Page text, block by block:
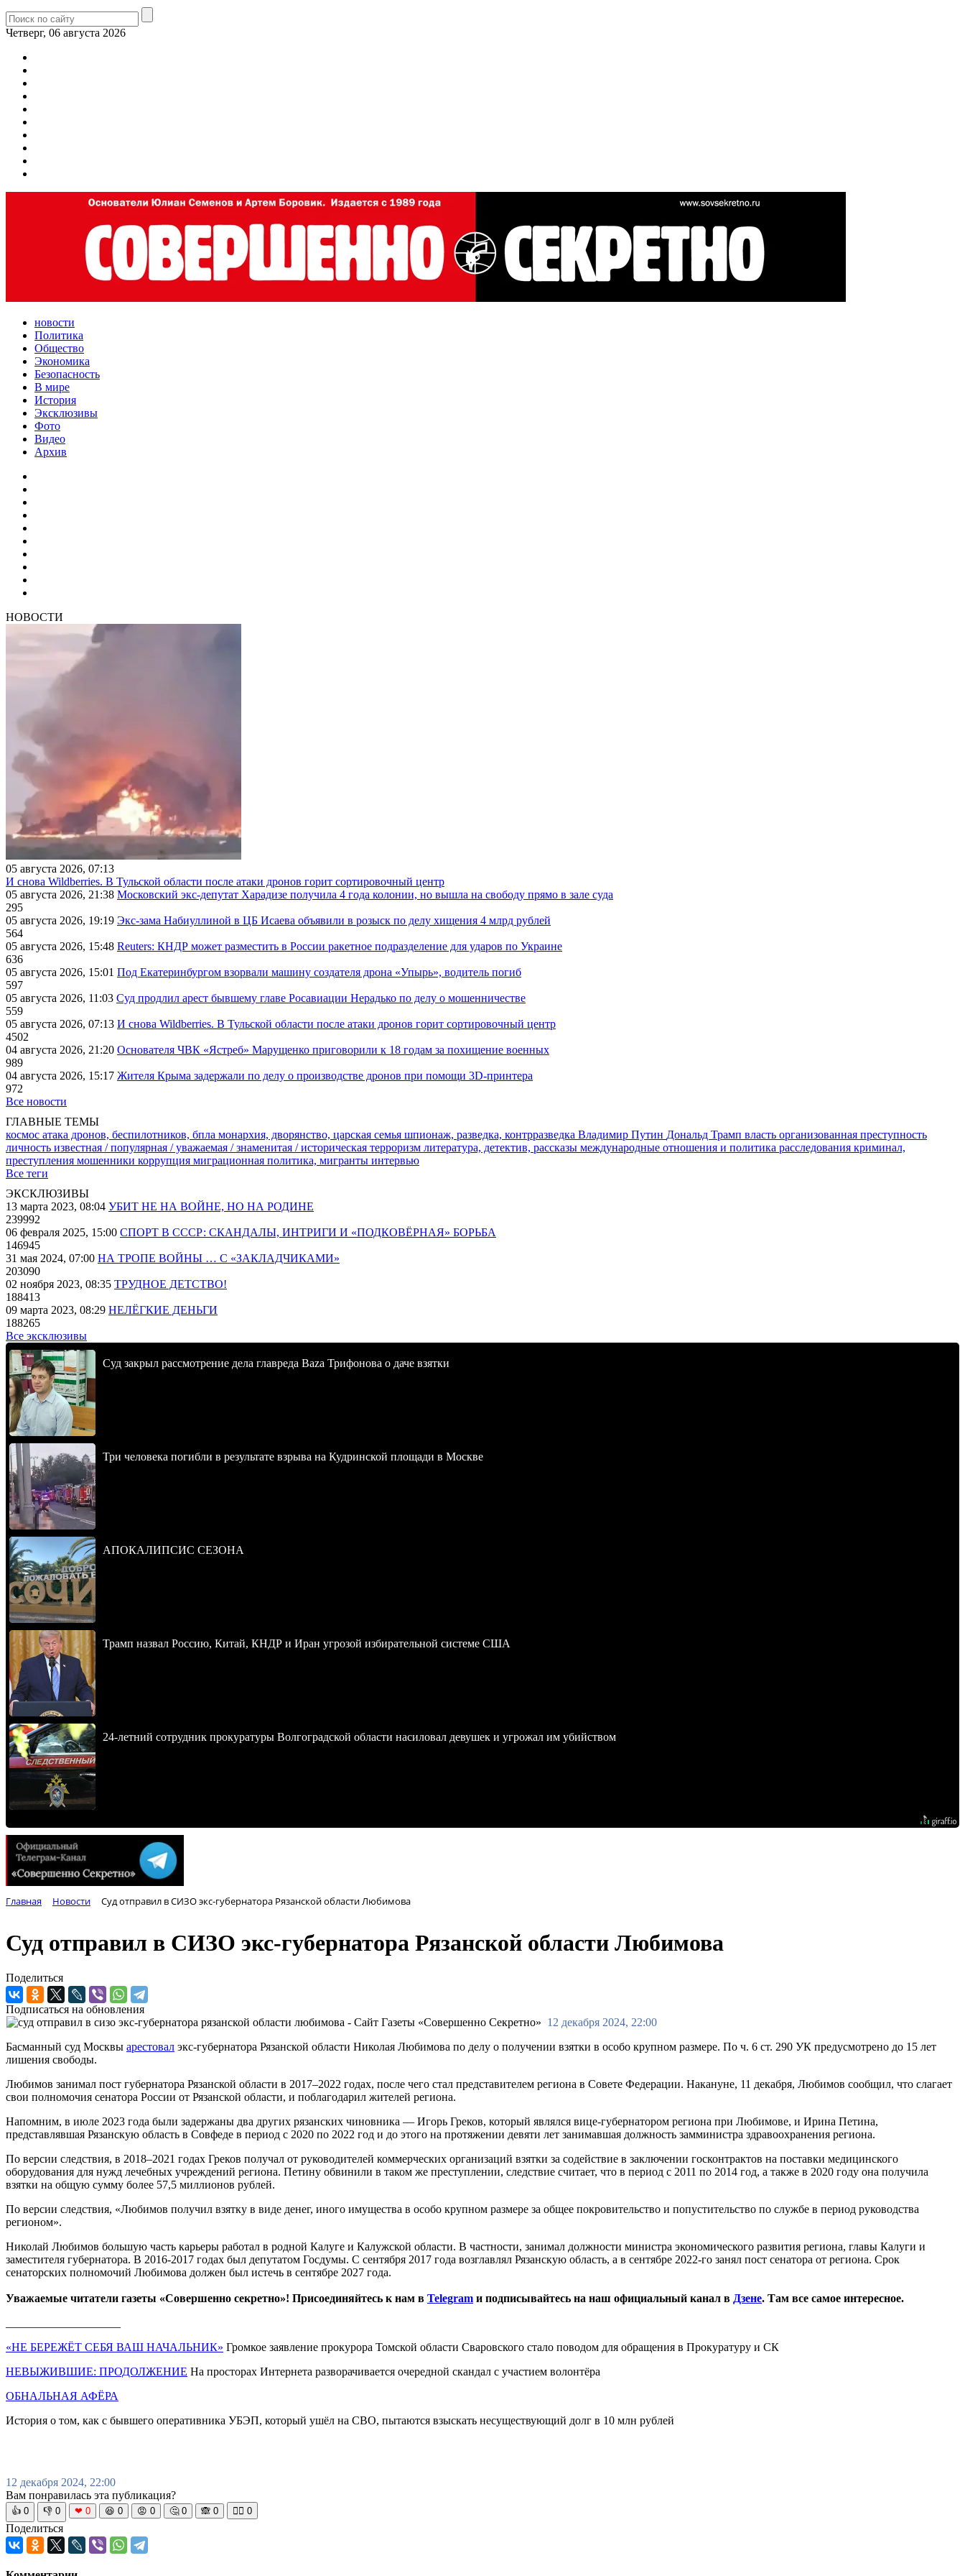
Четверг, 06 августа 2026
новости
Политика
Общество
Экономика
Безопасность
В мире
История
Эксклюзивы
Фото
Видео
Архив
НОВОСТИ
05 августа 2026, 07:13
И снова Wildberries. В Тульской области после атаки дронов горит сортировочный центр
05 августа 2026, 21:38 Московский экс-депутат Харадизе получила 4 года колонии, но вышла на свободу прямо в зале суда
295
05 августа 2026, 19:19 Экс-зама Набиуллиной в ЦБ Исаева объявили в розыск по делу хищения 4 млрд рублей
564
05 августа 2026, 15:48 Reuters: КНДР может разместить в России ракетное подразделение для ударов по Украине
636
05 августа 2026, 15:01 Под Екатеринбургом взорвали машину создателя дрона «Упырь», водитель погиб
597
05 августа 2026, 11:03 Суд продлил арест бывшему главе Росавиации Нерадько по делу о мошенничестве
559
05 августа 2026, 07:13 И снова Wildberries. В Тульской области после атаки дронов горит сортировочный центр
4502
04 августа 2026, 21:20 Основателя ЧВК «Ястреб» Марущенко приговорили к 18 годам за похищение военных
989
04 августа 2026, 15:17 Жителя Крыма задержали по делу о производстве дронов при помощи 3D‑принтера
972
Все новости
ГЛАВНЫЕ ТЕМЫ
космос атака дронов, беспилотников, бпла монархия, дворянство, царская семья шпионаж, разведка, контрразведка Владимир Путин Дональд Трамп власть организованная преступность
личность известная / популярная / уважаемая / знаменитая / историческая терроризм литература, детектив, рассказы международные отношения и политика расследования криминал,
преступления мошенники коррупция миграционная политика, мигранты интервью
Все теги
ЭКСКЛЮЗИВЫ
13 марта 2023, 08:04 УБИТ НЕ НА ВОЙНЕ, НО НА РОДИНЕ
239992
06 февраля 2025, 15:00 СПОРТ В СССР: СКАНДАЛЫ, ИНТРИГИ И «ПОДКОВЁРНАЯ» БОРЬБА
146945
31 мая 2024, 07:00 НА ТРОПЕ ВОЙНЫ … С «ЗАКЛАДЧИКАМИ»
203090
02 ноября 2023, 08:35 ТРУДНОЕ ДЕТСТВО!
188413
09 марта 2023, 08:29 НЕЛЁГКИЕ ДЕНЬГИ
188265
Все эксклюзивы
Суд закрыл рассмотрение дела главреда Baza Трифонова о даче взятки
Три человека погибли в результате взрыва на Кудринской площади в Москве
АПОКАЛИПСИС СЕЗОНА
Трамп назвал Россию, Китай, КНДР и Иран угрозой избирательной системе США
24-летний сотрудник прокуратуры Волгоградской области насиловал девушек и угрожал им убийством
Главная Новости Суд отправил в СИЗО экс-губернатора Рязанской области Любимова
Суд отправил в СИЗО экс-губернатора Рязанской области Любимова
Поделиться
Подписаться на обновления
12 декабря 2024, 22:00
Басманный суд Москвы арестовал экс-губернатора Рязанской области Николая Любимова по делу о получении взятки в особо крупном размере. По ч. 6 ст. 290 УК предусмотрено до 15 лет
лишения свободы.
Любимов занимал пост губернатора Рязанской области в 2017–2022 годах, после чего стал представителем региона в Совете Федерации. Накануне, 11 декабря, Любимов сообщил, что слагает
свои полномочия сенатора России от Рязанской области, и поблагодарил жителей региона.
Напомним, в июле 2023 года были задержаны два других рязанских чиновника — Игорь Греков, который являлся вице-губернатором региона при Любимове, и Ирина Петина,
представлявшая Рязанскую область в Совфеде в период с 2020 по 2022 год и до этого на протяжении девяти лет занимавшая должность замминистра здравоохранения региона.
По версии следствия, в 2018–2021 годах Греков получал от руководителей коммерческих организаций взятки за содействие в заключении госконтрактов на поставки медицинского
оборудования для нужд лечебных учреждений региона. Петину обвинили в таком же преступлении, следствие считает, что в период с 2011 по 2014 год, а также в 2020 году она получила
взятки на общую сумму более 57,5 миллионов рублей.
По версии следствия, «Любимов получил взятку в виде денег, иного имущества в особо крупном размере за общее покровительство и попустительство по службе в период руководства
регионом».
Николай Любимов большую часть карьеры работал в родной Калуге и Калужской области. В частности, занимал должности министра экономического развития региона, главы Калуги и
заместителя губернатора. В 2016-2017 годах был депутатом Госдумы. С сентября 2017 года возглавлял Рязанскую область, а в сентябре 2022-го занял пост сенатора от региона. Срок
сенаторских полномочий Любимова должен был истечь в сентябре 2027 года.
Уважаемые читатели газеты «Совершенно секретно»! Присоединяйтесь к нам в Telegram и подписывайтесь на наш официальный канал в Дзене. Там все самое интересное.
«НЕ БЕРЕЖЁТ СЕБЯ ВАШ НАЧАЛЬНИК» Громкое заявление прокурора Томской области Сваровского стало поводом для обращения в Прокуратуру и СК
НЕВЫЖИВШИЕ: ПРОДОЛЖЕНИЕ На просторах Интернета разворачивается очередной скандал с участием волонтёра
ОБНАЛЬНАЯ АФЁРА
История о том, как с бывшего оперативника УБЭП, который ушёл на СВО, пытаются взыскать несуществующий долг в 10 млн рублей
12 декабря 2024, 22:00
Вам понравилась эта публикация?
👍 0 👎 0 ❤ 0 😆 0 😡 0 🤔 0 🙈 0 🧘‍♀️ 0
Поделиться